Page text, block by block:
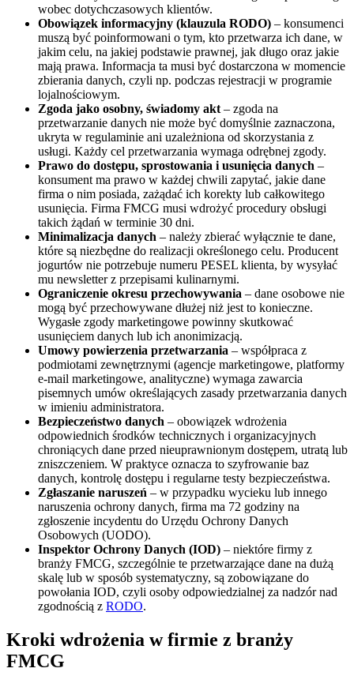
wobec dotychczasowych klientów.
Obowiązek informacyjny (klauzula RODO) – konsumenci
muszą być poinformowani o tym, kto przetwarza ich dane, w
jakim celu, na jakiej podstawie prawnej, jak długo oraz jakie
mają prawa. Informacja ta musi być dostarczona w momencie
zbierania danych, czyli np. podczas rejestracji w programie
lojalnościowym.
Zgoda jako osobny, świadomy akt – zgoda na
przetwarzanie danych nie może być domyślnie zaznaczona,
ukryta w regulaminie ani uzależniona od skorzystania z
usługi. Każdy cel przetwarzania wymaga odrębnej zgody.
Prawo do dostępu, sprostowania i usunięcia danych –
konsument ma prawo w każdej chwili zapytać, jakie dane
firma o nim posiada, zażądać ich korekty lub całkowitego
usunięcia. Firma FMCG musi wdrożyć procedury obsługi
takich żądań w terminie 30 dni.
Minimalizacja danych – należy zbierać wyłącznie te dane,
które są niezbędne do realizacji określonego celu. Producent
jogurtów nie potrzebuje numeru PESEL klienta, by wysyłać
mu newsletter z przepisami kulinarnymi.
Ograniczenie okresu przechowywania – dane osobowe nie
mogą być przechowywane dłużej niż jest to konieczne.
Wygasłe zgody marketingowe powinny skutkować
usunięciem danych lub ich anonimizacją.
Umowy powierzenia przetwarzania – współpraca z
podmiotami zewnętrznymi (agencje marketingowe, platformy
e-mail marketingowe, analityczne) wymaga zawarcia
pisemnych umów określających zasady przetwarzania danych
w imieniu administratora.
Bezpieczeństwo danych – obowiązek wdrożenia
odpowiednich środków technicznych i organizacyjnych
chroniących dane przed nieuprawnionym dostępem, utratą lub
zniszczeniem. W praktyce oznacza to szyfrowanie baz
danych, kontrolę dostępu i regularne testy bezpieczeństwa.
Zgłaszanie naruszeń – w przypadku wycieku lub innego
naruszenia ochrony danych, firma ma 72 godziny na
zgłoszenie incydentu do Urzędu Ochrony Danych
Osobowych (UODO).
Inspektor Ochrony Danych (IOD) – niektóre firmy z
branży FMCG, szczególnie te przetwarzające dane na dużą
skalę lub w sposób systematyczny, są zobowiązane do
powołania IOD, czyli osoby odpowiedzialnej za nadzór nad
zgodnością z RODO.
Kroki wdrożenia w firmie z branży
FMCG